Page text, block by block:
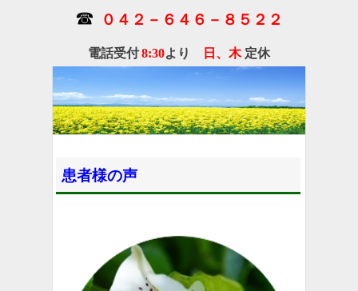
☎ ０４２－６４６－８５２２
電話受付8:30より 日、 木 定休
患者様の声